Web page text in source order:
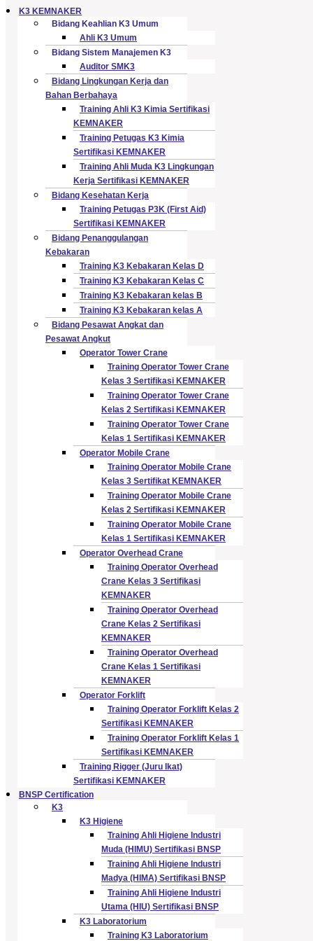
K3 KEMNAKER
Bidang Keahlian K3 Umum
Ahli K3 Umum
Bidang Sistem Manajemen K3
Auditor SMK3
Bidang Lingkungan Kerja dan
Bahan Berbahaya
Training Ahli K3 Kimia Sertifikasi
KEMNAKER
Training Petugas K3 Kimia
Sertifikasi KEMNAKER
Training Ahli Muda K3 Lingkungan
Kerja Sertifikasi KEMNAKER
Bidang Kesehatan Kerja
Training Petugas P3K (First Aid)
Sertifikasi KEMNAKER
Bidang Penanggulangan
Kebakaran
Training K3 Kebakaran Kelas D
Training K3 Kebakaran Kelas C
Training K3 Kebakaran kelas B
Training K3 Kebakaran kelas A
Bidang Pesawat Angkat dan
Pesawat Angkut
Operator Tower Crane
Training Operator Tower Crane
Kelas 3 Sertifikasi KEMNAKER
Training Operator Tower Crane
Kelas 2 Sertifikasi KEMNAKER
Training Operator Tower Crane
Kelas 1 Sertifikasi KEMNAKER
Operator Mobile Crane
Training Operator Mobile Crane
Kelas 3 Sertifikat KEMNAKER
Training Operator Mobile Crane
Kelas 2 Sertifikasi KEMNAKER
Training Operator Mobile Crane
Kelas 1 Sertifikasi KEMNAKER
Operator Overhead Crane
Training Operator Overhead
Crane Kelas 3 Sertifikasi
KEMNAKER
Training Operator Overhead
Crane Kelas 2 Sertifikasi
KEMNAKER
Training Operator Overhead
Crane Kelas 1 Sertifikasi
KEMNAKER
Operator Forklift
Training Operator Forklift Kelas 2
Sertifikasi KEMNAKER
Training Operator Forklift Kelas 1
Sertifikasi KEMNAKER
Training Rigger (Juru Ikat)
Sertifikasi KEMNAKER
BNSP Certification
K3
K3 Higiene
Training Ahli Higiene Industri
Muda (HIMU) Sertifikasi BNSP
Training Ahli Higiene Industri
Madya (HIMA) Sertifikasi BNSP
Training Ahli Higiene Industri
Utama (HIU) Sertifikasi BNSP
K3 Laboratorium
Training K3 Laboratorium